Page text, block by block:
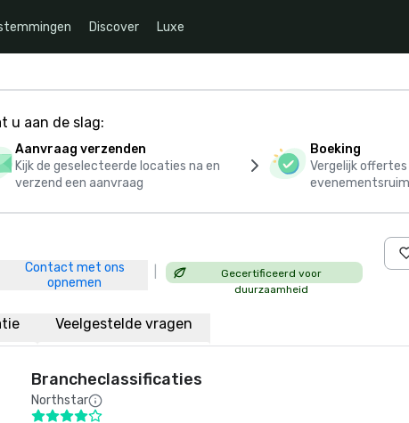
Discover Luxe
u aan de slag:
Aanvraag verzenden
Kijk de geselecteerde locaties na en
verzend een aanvraag
Boeking
Vergelijk offertes
Contact met ons
opnemen
Gecertificeerd voor
duurzaamheid
Veelgestelde vragen
Brancheclassificaties
Northstar